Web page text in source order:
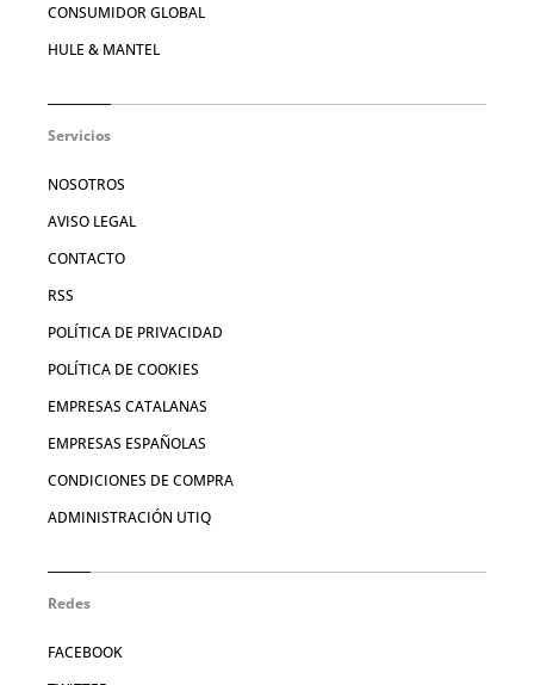
CONSUMIDOR GLOBAL
HULE & MANTEL
Servicios
NOSOTROS
AVISO LEGAL
CONTACTO
RSS
POLÍTICA DE PRIVACIDAD
POLÍTICA DE COOKIES
EMPRESAS CATALANAS
EMPRESAS ESPAÑOLAS
CONDICIONES DE COMPRA
ADMINISTRACIÓN UTIQ
Redes
FACEBOOK